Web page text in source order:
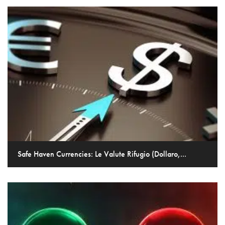
Safe Haven Currencies: Le Valute Rifugio (Dollaro,...